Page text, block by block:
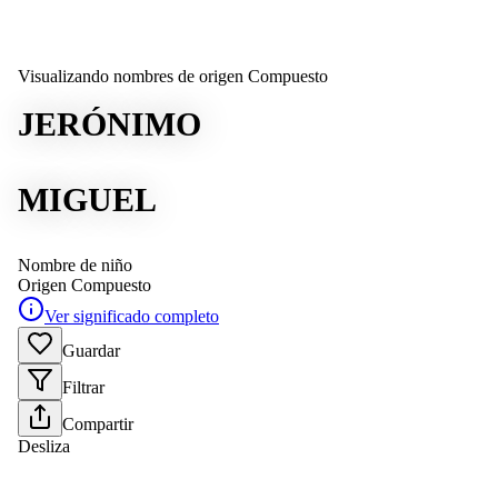
Visualizando nombres de origen Compuesto
JERÓNIMO
MIGUEL
Nombre de niño
Origen Compuesto
Ver significado completo
Guardar
Filtrar
Compartir
Desliza